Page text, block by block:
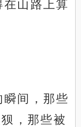
山路上算
间，那些
，那些被